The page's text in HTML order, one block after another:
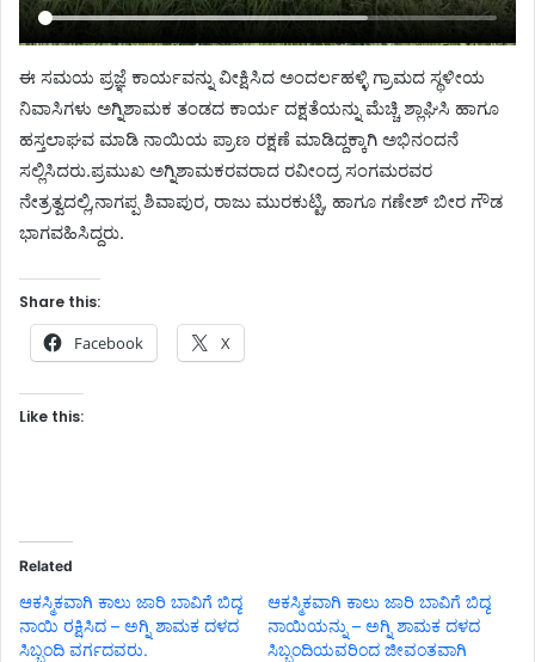
ಈ ಸಮಯ ಪ್ರಜ್ಞೆ ಕಾರ್ಯವನ್ನು ವೀಕ್ಷಿಸಿದ ಅಂದರ್ಲಹಳ್ಳಿ ಗ್ರಾಮದ ಸ್ಥಳೀಯ
ನಿವಾಸಿಗಳು ಅಗ್ನಿಶಾಮಕ ತಂಡದ ಕಾರ್ಯ ದಕ್ಷತೆಯನ್ನು ಮೆಚ್ಚಿ ಶ್ಲಾಘಿಸಿ ಹಾಗೂ
ಹಸ್ತಲಾಘವ ಮಾಡಿ ನಾಯಿಯ ಪ್ರಾಣ ರಕ್ಷಣೆ ಮಾಡಿದ್ದಕ್ಕಾಗಿ ಅಭಿನಂದನೆ
ಸಲ್ಲಿಸಿದರು.ಪ್ರಮುಖ ಅಗ್ನಿಶಾಮಕರವರಾದ ರವೀಂದ್ರ ಸಂಗಮರವರ
ನೇತ್ರತ್ವದಲ್ಲಿ,ನಾಗಪ್ಪ ಶಿವಾಪುರ, ರಾಜು ಮುರಕುಟ್ಟಿ, ಹಾಗೂ ಗಣೇಶ್ ಬೀರ ಗೌಡ
ಭಾಗವಹಿಸಿದ್ದರು.
Share this:
Facebook X
Like this:
Related
ಆಕಸ್ಮಿಕವಾಗಿ ಕಾಲು ಜಾರಿ ಬಾವಿಗೆ ಬಿದ್ದ
ನಾಯಿ ರಕ್ಷಿಸಿದ – ಅಗ್ನಿ ಶಾಮಕ ದಳದ
ಸಿಬ್ಬಂದಿ ವರ್ಗದವರು.
ಆಕಸ್ಮಿಕವಾಗಿ ಕಾಲು ಜಾರಿ ಬಾವಿಗೆ ಬಿದ್ದ
ನಾಯಿಯನ್ನು – ಅಗ್ನಿ ಶಾಮಕ ದಳದ
ಸಿಬ್ಬಂದಿಯವರಿಂದ ಜೀವಂತವಾಗಿ